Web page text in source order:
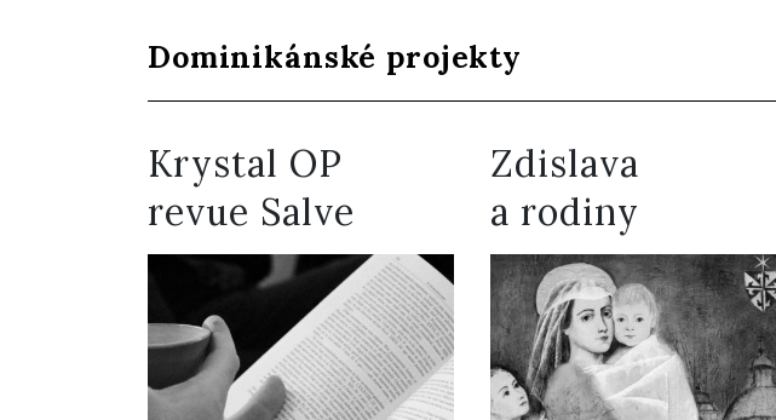
Dominikánské projekty
Krystal OP
revue Salve
Zdislava
a rodiny